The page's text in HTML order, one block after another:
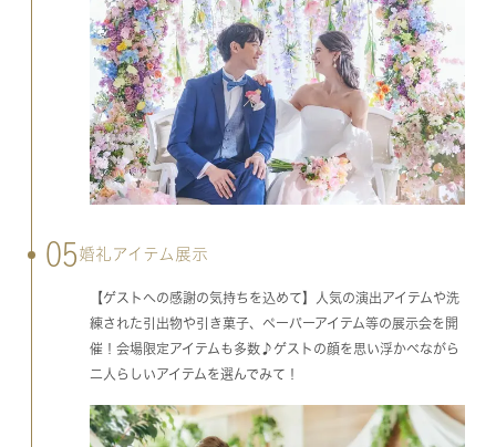
05 婚礼アイテム展示
【ゲストへの感謝の気持ちを込めて】人気の演出アイテムや洗
練された引出物や引き菓子、ペーパーアイテム等の展示会を開
催！会場限定アイテムも多数♪ゲストの顔を思い浮かべながら
二人らしいアイテムを選んでみて！